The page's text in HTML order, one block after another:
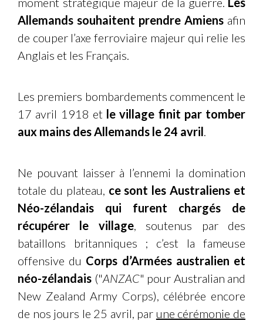
Allemands souhaitent prendre Amiens afin
de couper l’axe ferroviaire majeur qui relie les
Anglais et les Français.
Les premiers bombardements commencent le
17 avril 1918 et le village finit par tomber
aux mains des Allemands le 24 avril
Ne pouvant laisser à l’ennemi la domination
totale du plateau, ce sont les Australiens et
Néo-zélandais qui furent chargés de
récupérer le village, soutenus par des
bataillons britanniques ; c’est la fameuse
offensive du Corps d’Armées australien et
néo-zélandais ("ANZAC" pour Australian and
New Zealand Army Corps), célébrée encore
de nos jours le 25 avril, par une cérémonie de